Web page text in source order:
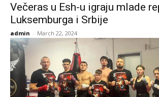
Večeras u Esh-u igraju mlade
Luksemburga i Srbije
admin - March 22, 2024